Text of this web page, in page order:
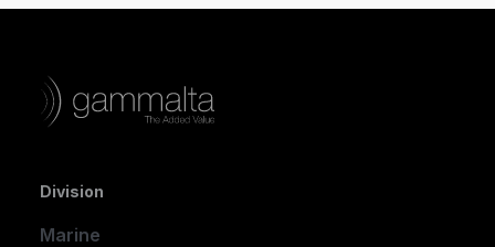
Division
Marine